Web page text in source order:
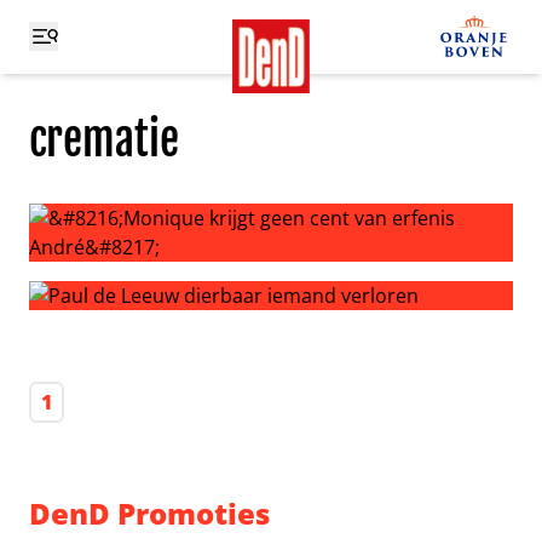
crematie
‘Monique krijgt geen cent van erfenis André’
1
DenD Promoties